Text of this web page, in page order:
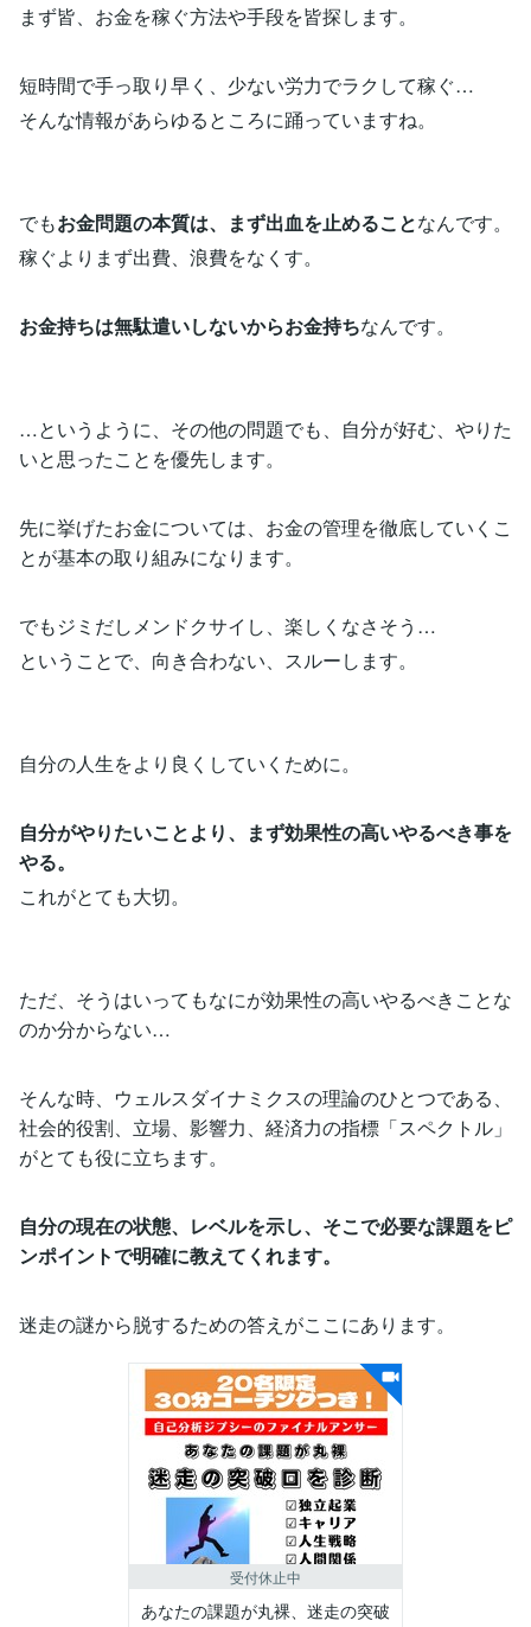
まず皆、お金を稼ぐ方法や手段を皆探します。
短時間で手っ取り早く、少ない労力でラクして稼ぐ…
そんな情報があらゆるところに踊っていますね。
でもお金問題の本質は、まず出血を止めることなんです。
稼ぐよりまず出費、浪費をなくす。
お金持ちは無駄遣いしないからお金持ちなんです。
…というように、その他の問題でも、自分が好む、やりた
いと思ったことを優先します。
先に挙げたお金については、お金の管理を徹底していくこ
とが基本の取り組みになります。
でもジミだしメンドクサイし、楽しくなさそう…
ということで、向き合わない、スルーします。
自分の人生をより良くしていくために。
自分がやりたいことより、まず効果性の高いやるべき事を
やる。
これがとても大切。
ただ、そうはいってもなにが効果性の高いやるべきことな
のか分からない…
そんな時、ウェルスダイナミクスの理論のひとつである、
社会的役割、立場、影響力、経済力の指標「スペクトル」
がとても役に立ちます。
自分の現在の状態、レベルを示し、そこで必要な課題をピ
ンポイントで明確に教えてくれます。
迷走の謎から脱するための答えがここにあります。
受付休止中
あなたの課題が丸裸、迷走の突破